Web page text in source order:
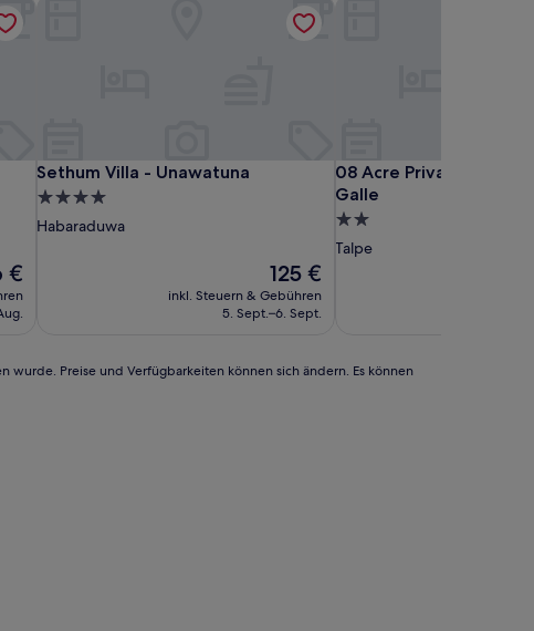
€
Sethum Villa - Unawatuna
Sethum Villa - Unawatuna
4.0-
Sterne-
Habaraduwa
Der
Preis
beträgt
125 €
inkl. Steuern & Gebühren
5. Sept.–6. Sept.
08 Acre Private Tea
Galle
08 Acre Private Tea
2.0-
Sterne-
Talpe
Preise und Verfügbarkeiten können sich ändern. Es können